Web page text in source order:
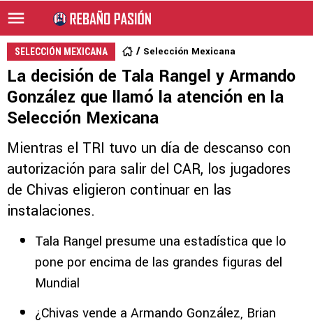
SELECCIÓN MEXICANA Selección Mexicana
La decisión de Tala Rangel y Armando
González que llamó la atención en la
Selección Mexicana
Mientras el TRI tuvo un día de descanso con
autorización para salir del CAR, los jugadores
de Chivas eligieron continuar en las
instalaciones.
Tala Rangel presume una estadística que lo
pone por encima de las grandes figuras del
Mundial
¿Chivas vende a Armando González, Brian